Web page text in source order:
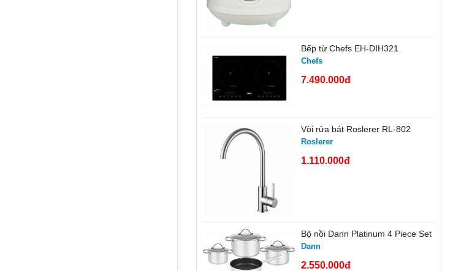
Bếp từ Chefs EH-DIH321
Chefs
7.490.000đ
Vòi rửa bát Roslerer RL-802
Roslerer
1.110.000đ
Bộ nồi Dann Platinum 4 Piece Set
Dann
2.550.000đ